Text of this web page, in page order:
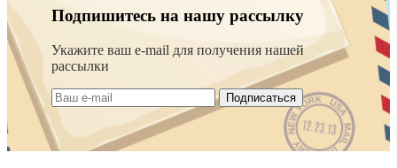
Подпишитесь на нашу рассылку
Укажите ваш e-mail для получения нашей
рассылки
Подписаться